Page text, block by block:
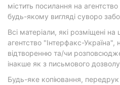
містить посилання на
будь-якому вигляді суворо
Всі матеріали, які розміщені
агентство "Інтерфакс-
відтворенню та/чи
інакше як з письмового
Будь-яке копіювання, передрук